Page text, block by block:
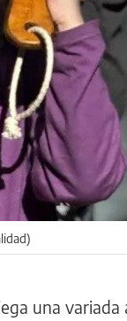
una variada